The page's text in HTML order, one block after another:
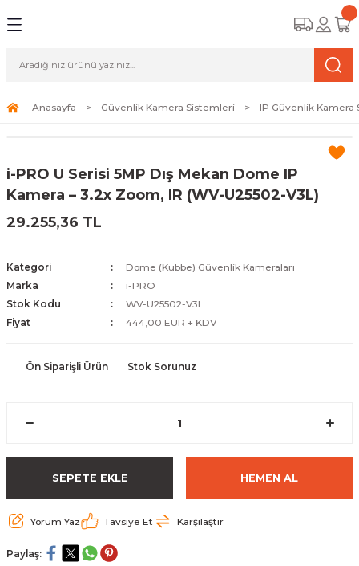
Sistemleri
Sistemleri (Network Kameraları)
ve Depolama Çözümleri
ve Bağlantı Kabloları
Kamera Lisansları
Güvenlik
Duvarı) Cihazları
Ağ Yönlendiricileri
Fi) ve Access Point Ürünleri
Antivirüs Yazılımları
ve Depolama Ürünleri
SSD
Kurtarma
Merkezi Altyapısı
Anasayfa Güvenlik Kamera Sistemleri IP Güvenlik Kamera
i-PRO U Serisi 5MP Dış Mekan Dome IP
Kamera – 3.2x Zoom, IR (WV-U25502-V3L)
29.255,36 TL
Kategori
Dome (Kubbe) Güvenlik Kameraları
Marka
i-PRO
Stok Kodu
WV-U25502-V3L
Fiyat
444,00 EUR + KDV
Ön Siparişli Ürün Stok Sorunuz
SEPETE EKLE HEMEN AL
Yorum Yaz Tavsiye Et Karşılaştır
Paylaş: